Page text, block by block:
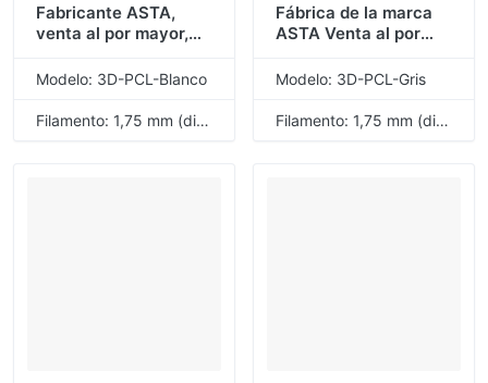
Fabricante ASTA,
venta al por mayor,
Material PCL,
impresión 3D, blanco,
1,75mm, 1KG, 1 rollo
Modelo: 3D-PCL-Blanco
Filamento: 1,75 mm (diámetro)
Fábrica de la marca
ASTA Venta al por
de buena calidad
impresión 3D Gris 1.75
mm 1 KG 1 rollo
Modelo: 3D-PCL-Gris
Filamento: 1,75 mm (diámetro)